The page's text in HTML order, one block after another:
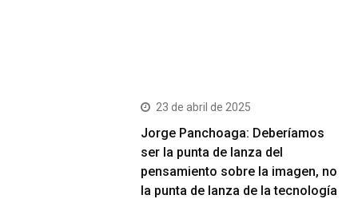
23 de abril de 2025
Jorge Panchoaga: Deberíamos
ser la punta de lanza del
pensamiento sobre la imagen, no
la punta de lanza de la tecnología